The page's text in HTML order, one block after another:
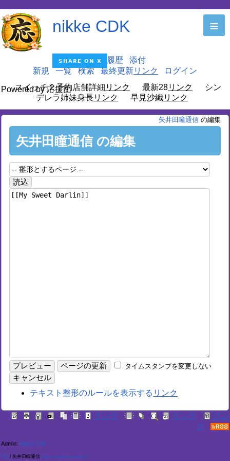
nikke CDK
Powered by 応援団
≡
編集 履歴
添付
新規
一覧 検索 最終更新
ログイン
スイッチ２予約店舗詳細
最新28
シン
デレラ姉妹身長
早見沙織
矢井田瞳通信の編集
矢井田瞳通信 の編集
タイムスタンプを変更しない
テキスト整形のルールを表示する
Admin: nikke CDK
Top / 矢井田瞳通信 https://neogamma.loader.jp/?